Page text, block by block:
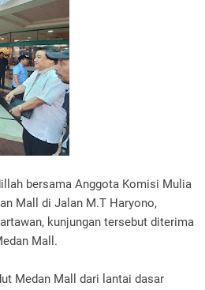
bersama Anggota Komisi Mulia
Mall di Jalan M.T Haryono,
kunjungan tersebut diterima
Mall.
Medan Mall dari lantai dasar